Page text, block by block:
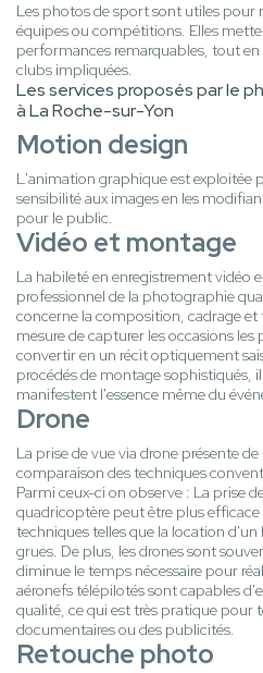
Les photos de sport sont utiles pour
équipes ou compétitions. Elles
performances remarquables, tout
clubs impliquées.
Les services proposés par le
à La Roche-sur-Yon
Motion design
L'animation graphique est exploitée
sensibilité aux images en les
pour le public.
Vidéo et montage
La habileté en enregistrement vidéo
professionnel de la photographie
concerne la composition, cadrage et
mesure de capturer les occasions
convertir en un récit optiquement
procédés de montage sophistiqués,
manifestent l'essence même du
Drone
La prise de vue via drone présente
comparaison des techniques
Parmi ceux-ci on observe : La prise
quadricoptère peut être plus
techniques telles que la location
grues. De plus, les drones sont
diminue le temps nécessaire pour
aéronefs télépilotés sont capables
qualité, ce qui est très pratique pour
documentaires ou des publicités.
Retouche photo